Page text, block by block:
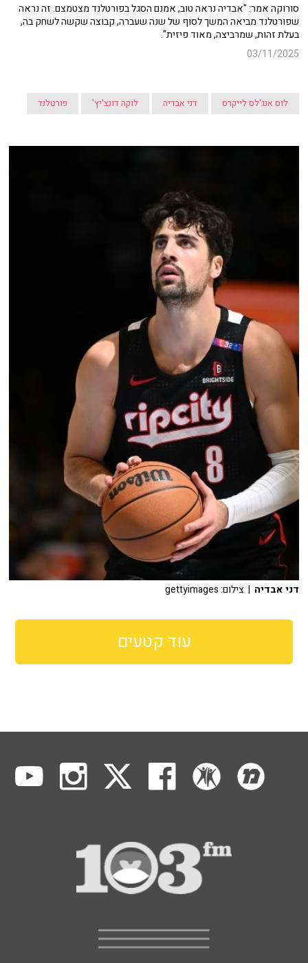
סורוקה אמר: "אבדיה נראה טוב, אמנם הסגל בפורטלנד מצטמצם. זה נראה
שפורטלנד מביאה המשך לסוף של שנה שעברה, קבוצה שקשה לשחק בה,
בעלת זהות, שמרביצה, מאוד פיזית".
03/11/2025
לוס אנג'לס לייקרס דני אבדיה לוקה דונצ'יץ' פורטלנד
דני אבדיה | צילום: gettyimages
עוד קטעים